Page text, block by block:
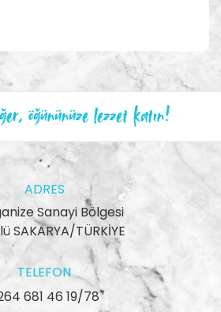
öğününüze lezzet katın!
ADRES
Sanayi Bölgesi
SAKARYA/TÜRKİYE
TELEFON
681 46 19/78